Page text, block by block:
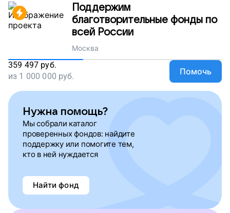
Поддержим
благотворительные фонды по
всей России
Москва
359 497 руб.
из 1 000 000 руб. Помочь
Нужна помощь?
Мы собрали каталог
проверенных фондов: найдите
поддержку или помогите тем,
кто в ней нуждается
Найти фонд